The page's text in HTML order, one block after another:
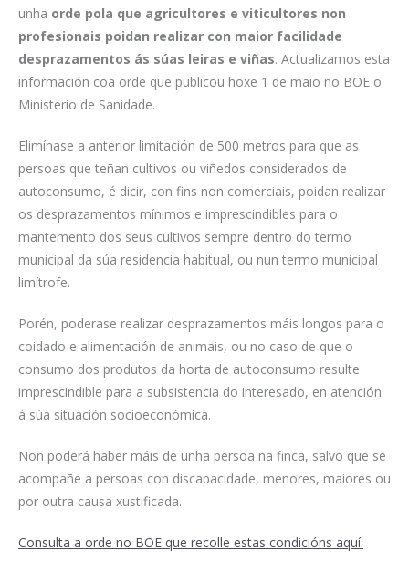
unha orde pola que agricultores e viticultores non
profesionais poidan realizar con maior facilidade
desprazamentos ás súas leiras e viñas. Actualizamos esta
información coa orde que publicou hoxe 1 de maio no BOE o
Ministerio de Sanidade.
Elimínase a anterior limitación de 500 metros para que as
persoas que teñan cultivos ou viñedos considerados de
autoconsumo, é dicir, con fins non comerciais, poidan realizar
os desprazamentos mínimos e imprescindibles para o
mantemento dos seus cultivos sempre dentro do termo
municipal da súa residencia habitual, ou nun termo municipal
limítrofe.
Porén, poderase realizar desprazamentos máis longos para o
coidado e alimentación de animais, ou no caso de que o
consumo dos produtos da horta de autoconsumo resulte
imprescindible para a subsistencia do interesado, en atención
á súa situación socioeconómica.
Non poderá haber máis de unha persoa na finca, salvo que se
acompañe a persoas con discapacidade, menores, maiores ou
por outra causa xustificada.
Consulta a orde no BOE que recolle estas condicións aquí.